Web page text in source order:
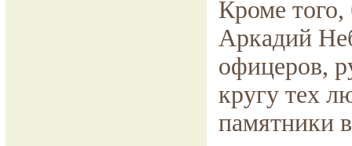
Кроме
Аркадий
офицеров,
кругу тех
памятники